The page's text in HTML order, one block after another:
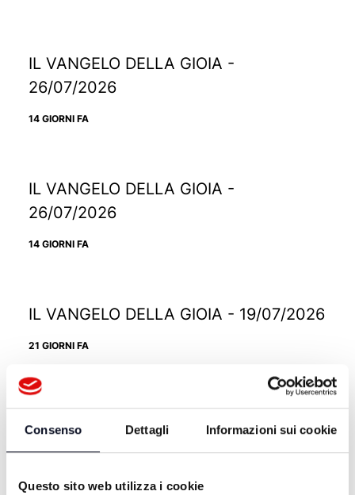
Consenso Dettagli Informazioni sui cookie
Questo sito web utilizza i cookie
IL VANGELO DELLA GIOIA -
26/07/2026
14 GIORNI FA
IL VANGELO DELLA GIOIA -
26/07/2026
14 GIORNI FA
IL VANGELO DELLA GIOIA - 19/07/2026
21 GIORNI FA